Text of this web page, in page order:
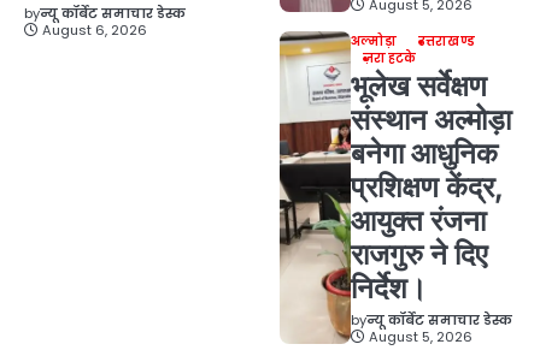
byन्यू कॉर्बेट समाचार डेस्क
August 6, 2026
August 5, 2026
अल्मोड़ा
उत्तराखण्ड
ज़रा हटके
भूलेख सर्वेक्षण
संस्थान अल्मोड़ा
बनेगा आधुनिक
प्रशिक्षण केंद्र,
आयुक्त रंजना
राजगुरु ने दिए
निर्देश।
byन्यू कॉर्बेट समाचार डेस्क
August 5, 2026